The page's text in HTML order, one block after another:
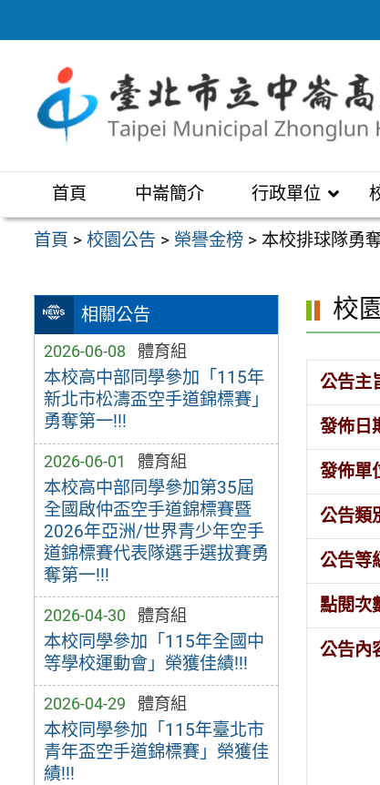
至
區
首頁 中崙簡介 行政單位
首頁 >校園公告 > 榮譽金榜 > 本校排球隊勇
相關公告
2026-06-08 體育組
本校高中部同學參加「115年
新北市松濤盃空⼿道錦標賽」
勇奪第一!!!
2026-06-01 體育組
本校高中部同學參加第35屆
全國啟仲盃空⼿道錦標賽暨
2026年亞洲/世界青少年空⼿
道錦標賽代表隊選⼿選拔賽勇
奪第一!!!
2026-04-30 體育組
本校同學參加「115年全國中
等學校運動會」榮獲佳績!!!
2026-04-29 體育組
本校同學參加「115年臺北市
青年盃空⼿道錦標賽」榮獲佳
績!!!
校
公告主
發佈日
發佈單
公告類
公告等
點閱次
公告內